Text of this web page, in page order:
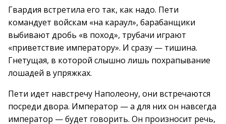
Гвардия встретила его так, как надо. Пети
командует войскам «на караул», барабанщики
выбивают дробь «в поход», трубачи играют
«приветствие императору». И сразу — тишина.
Гнетущая, в которой слышно лишь похрапывание
лошадей в упряжках.
Пети идет навстречу Наполеону, они встречаются
посреди двора. Император — а для них он навсегда
император — будет говорить. Он произносит речь,